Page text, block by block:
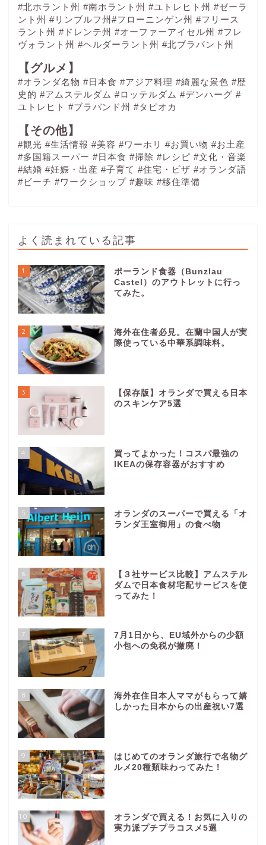
#北ホラント州 #南ホラント州 #ユトレヒト州 #ゼーラ
ント州 #リンブルフ州#フローニンゲン州 #フリース
ラント州 #ドレンテ州 #オーファーアイセル州 #フレ
ヴォラント州 #ヘルダーラント州 #北ブラバント州
【グルメ】
#オランダ名物 #日本食 #アジア料理 #綺麗な景色 #歴
史的 #アムステルダム #ロッテルダム #デンハーグ #
ユトレヒト #ブラバンド州 #タピオカ
【その他】
#観光 #生活情報 #美容 #ワーホリ #お買い物 #お土産
#多国籍スーパー #日本食 #掃除 #レシピ #文化・音楽
#結婚 #妊娠・出産 #子育て #住宅・ビザ #オランダ語
#ビーチ #ワークショップ #趣味 #移住準備
よく読まれている記事
1
ポーランド食器（Bunzlau
Castel）のアウトレットに行っ
てみた。
2
海外在住者必見。在蘭中国人が実
際使っている中華系調味料。
3
【保存版】オランダで買える日本
のスキンケア5選
4
買ってよかった！コスパ最強の
IKEAの保存容器がおすすめ
5
オランダのスーパーで買える「オ
ランダ王室御用」の食べ物
6
【３社サービス比較】アムステル
ダムで日本食材宅配サービスを使
ってみた！
7
7月1日から、EU域外からの少額
小包への免税が撤廃！
8
海外在住日本人ママがもらって嬉
しかった日本からの出産祝い7選
9
はじめてのオランダ旅行で名物グ
ルメ20種類味わってみた！
10
オランダで買える！お気に入りの
実力派プチプラコスメ5選